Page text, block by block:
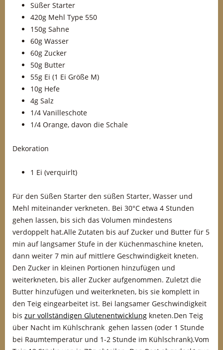
Süßer Starter
420g Mehl Type 550
150g Sahne
60g Wasser
60g Zucker
50g Butter
55g Ei (1 Ei Größe M)
10g Hefe
4g Salz
1/4 Vanilleschote
1/4 Orange, davon die Schale
Dekoration
1 Ei (verquirlt)
Für den Süßen Starter den süßen Starter, Wasser und
Mehl miteinander verkneten. Bei 30°C etwa 4 Stunden
gehen lassen, bis sich das Volumen mindestens
verdoppelt hat.Alle Zutaten bis auf Zucker und Butter für 5
min auf langsamer Stufe in der Küchenmaschine kneten,
dann weiter 7 min auf mittlere Geschwindigkeit kneten.
Den Zucker in kleinen Portionen hinzufügen und
weiterkneten, bis aller Zucker aufgenommen. Zuletzt die
Butter hinzufügen und weiterkneten, bis sie komplett in
den Teig eingearbeitet ist. Bei langsamer Geschwindigkeit
bis zur vollständigen Glutenentwicklung kneten.Den Teig
über Nacht im Kühlschrank gehen lassen (oder 1 Stunde
bei Raumtemperatur und 1-2 Stunde im Kühlschrank).Vom